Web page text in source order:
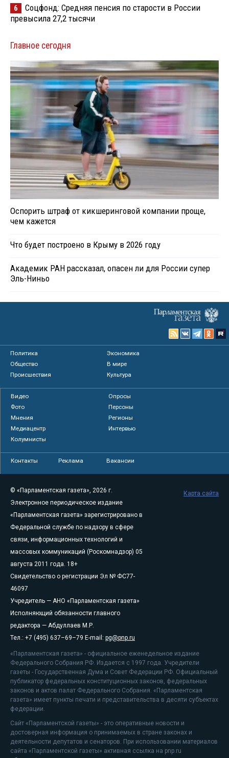
6
Соцфонд: Средняя пенсия по старости в России
превысила 27,2 тысячи
Главное сегодня
Оспорить штраф от кикшеринговой компании проще,
чем кажется
Что будет построено в Крыму в 2026 году
Академик РАН рассказал, опасен ли для России супер
Эль-Ниньо
Политика
Экономика
Общество
В мире
Происшествия
Культура
Видео
Опросы
Фото
Персоны
Мнения
Регионы
Медиацентр
Интервью
Колумнисты
Контакты Реклама Вакансии
© «Парламентская газета», 2026 г.
Электронное периодическое издание
«Парламентская газета» зарегистрировано в
Федеральной службе по надзору в сфере
связи, информационных технологий и
массовых коммуникаций (Роскомнадзор) 05
августа 2011 года. 18+
Свидетельство о регистрации Эл № ФС77-
46097
Учредитель — АНО «Парламентская газета»
Исполняющий обязанности главного
редактора — Абдуллаев М.Р.
Тел.: +7 (495) 637–69–79 E-mail: pg@pnp.ru
«Парламентская газета» - официальное еженедельное издание
Федерального Собрания РФ. Издается с 1997 года. Учредители
газеты - Государственная Дума и Совет Федерации РФ. Официальный
публикатор федеральных конституционных законов, федеральных
законов и актов палат Федерального Собрания. «Парламентская
газета» имеет пункты печати и представительства в десяти субъектах
федерации.
Сайт «Парламентской газеты» - это оперативные новости и
достоверная информация о принимаемых в стране законах и
деятельности депутатов и сенаторов. При использовании материалов
сайта «Парламентской газеты» активная ссылка на pnp.ru
Карта сайта